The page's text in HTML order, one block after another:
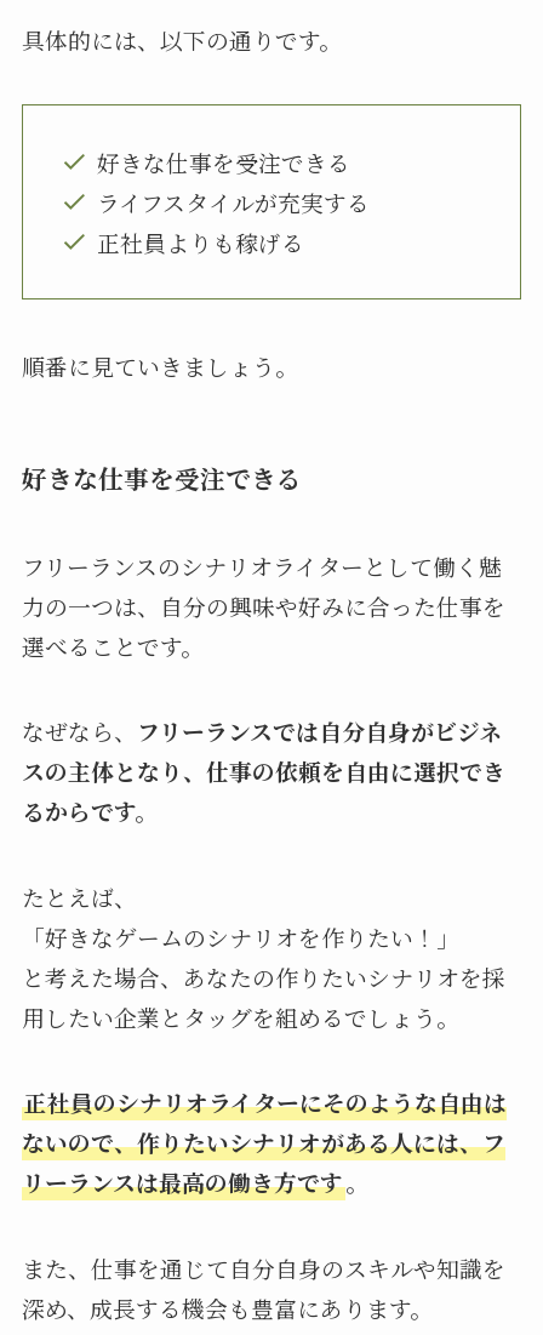
具体的には、以下の通りです。
好きな仕事を受注できる
ライフスタイルが充実する
正社員よりも稼げる
順番に見ていきましょう。
好きな仕事を受注できる
フリーランスのシナリオライターとして働く魅
力の一つは、自分の興味や好みに合った仕事を
選べることです。
なぜなら、
フリーランスでは自分自身がビジネ
スの主体となり、仕事の依頼を自由に選択でき
るからです。
たとえば、
「好きなゲームのシナリオを作りたい！」
と考えた場合、あなたの作りたいシナリオを採
用したい企業とタッグを組めるでしょう。
正社員のシナリオライターにそのような自由は
ないので、作りたいシナリオがある人には、フ
リーランスは最高の働き方です。
また、仕事を通じて自分自身のスキルや知識を
深め、成長する機会も豊富にあります。